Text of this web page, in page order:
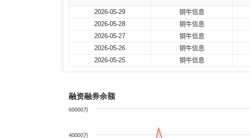
2026-05-29 铜牛信息
2026-05-28
铜牛信息
2026-05-27
铜牛信息
2026-05-26
铜牛信息
2026-05-25
铜牛信息
2026-05-29 铜牛信息
2026-05-28
铜牛信息
2026-05-27
铜牛信息
2026-05-26
铜牛信息
2026-05-25
铜牛信息